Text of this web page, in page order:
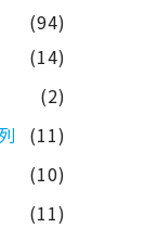
(94)
(14)
(2)
(11)
(10)
(11)